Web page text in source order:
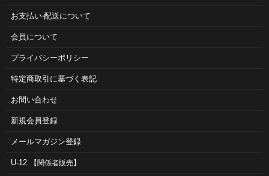
お⽀払い‧配送について
会員について
プライバシーポリシー
特定商取引に基づく表記
お問い合わせ
新規会員登録
メールマガジン登録
U-12 【関係者販売】